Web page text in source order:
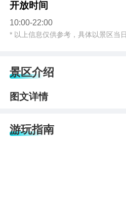
开放时间
10:00-22:00
* 以上信息仅供参考，具体以景区当
景区介绍
图文详情
游玩指南